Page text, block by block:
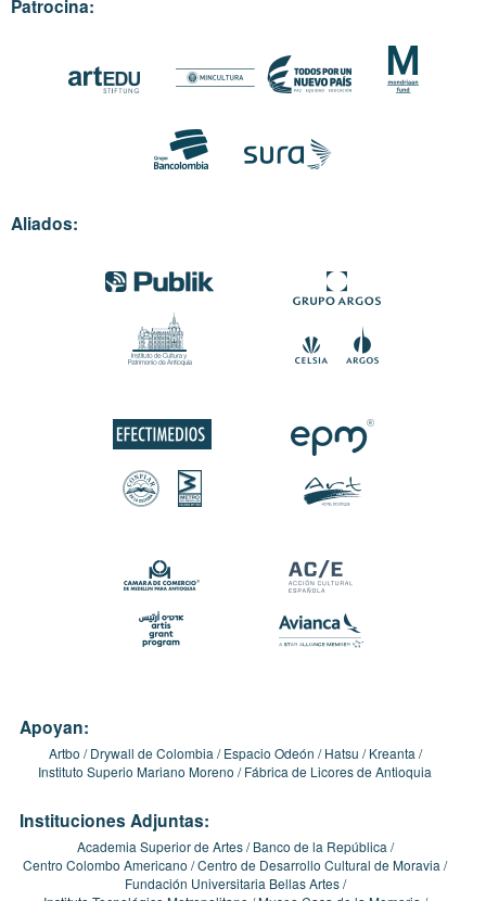
Patrocina:
Aliados:
Apoyan:
Artbo Drywall de Colombia Espacio Odeón Hatsu
Kreanta
Instituto Superio Mariano Moreno
Fábrica de Licores de Antioquia
Instituciones Adjuntas:
Academia Superior de Artes
Banco de la República
Centro Colombo Americano Centro de Desarrollo Cultural de Moravia
Fundación Universitaria Bellas Artes